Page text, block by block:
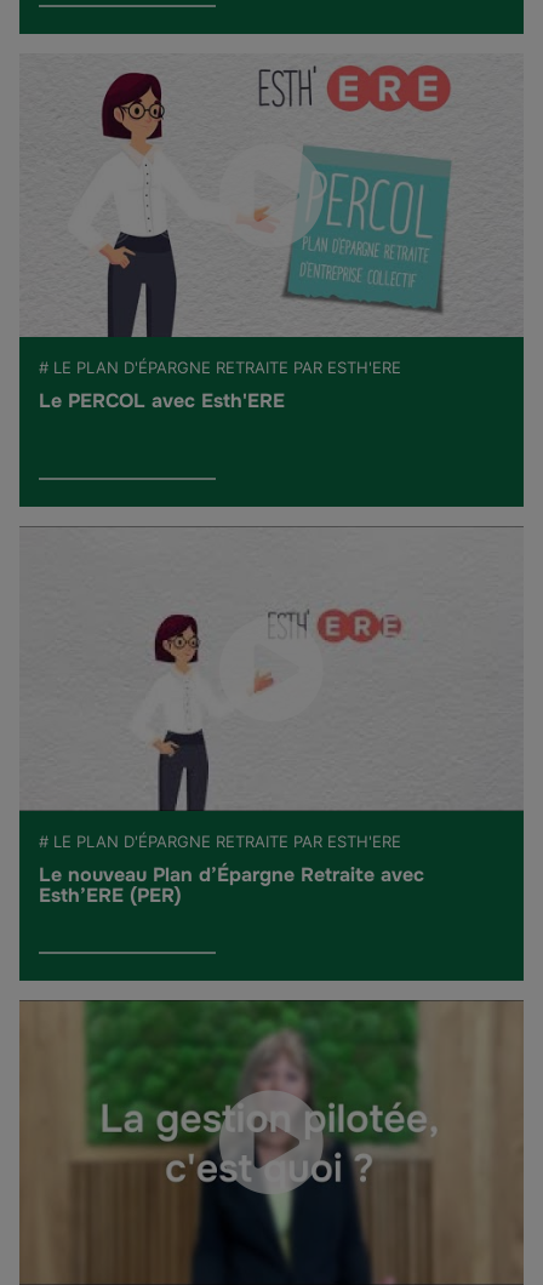
# LE PLAN D'ÉPARGNE RETRAITE PAR ESTH'ERE
Le PERCOL avec Esth'ERE
# LE PLAN D'ÉPARGNE RETRAITE PAR ESTH'ERE
Le nouveau Plan d’Épargne Retraite avec
Esth’ERE (PER)